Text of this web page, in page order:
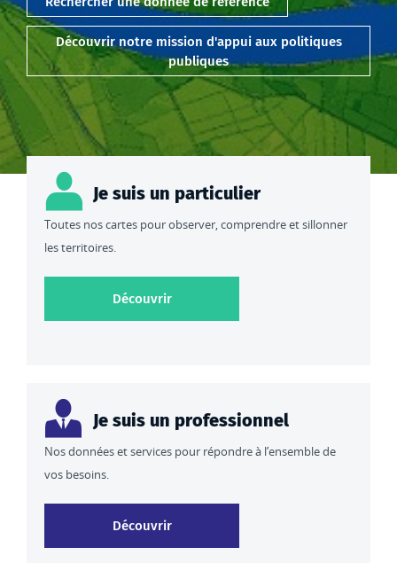
Découvrir notre mission d'appui aux politiques
publiques
Je suis un particulier
Toutes nos cartes pour observer, comprendre et sillonner
les territoires.
DécouvrirDécouvrir toutes nos cartes
Je suis un professionnel
Nos données et services pour répondre à l’ensemble de
vos besoins.
DécouvrirDécouvrir nos données et services